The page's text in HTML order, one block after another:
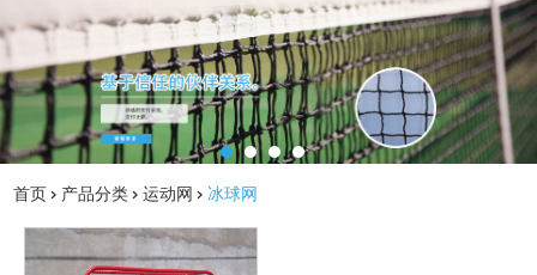
首页 > 产品分类 >运动网 >冰球网